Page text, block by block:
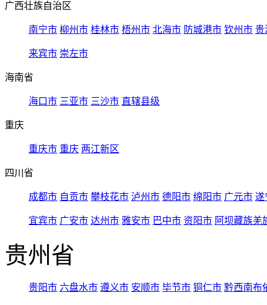
广西壮族自治区
南宁市 柳州市 桂林市 梧州市 北海市 防城港市 钦州市 贵
来宾市 崇左市
海南省
海口市 三亚市 三沙市 直辖县级
重庆
重庆市 重庆 两江新区
四川省
成都市 自贡市 攀枝花市 泸州市 德阳市 绵阳市 广元市 遂
宜宾市 广安市 达州市 雅安市 巴中市 资阳市 阿坝藏族羌
贵州省
贵阳市 六盘水市 遵义市 安顺市 毕节市 铜仁市 黔西南布